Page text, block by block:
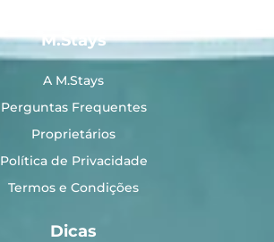
M.Stays
A M.Stays
Perguntas Frequentes
Proprietários
Política de Privacidade
Termos e Condições
Dicas